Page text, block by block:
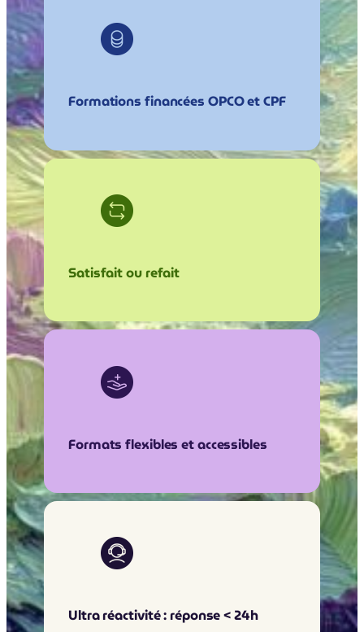
Formations financées OPCO et CPF
Satisfait ou refait
Formats flexibles et accessibles
Ultra réactivité : réponse < 24h